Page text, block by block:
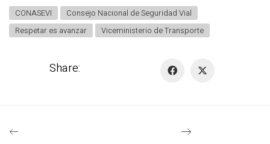
CONASEVI
Consejo Nacional de Seguridad Vial
Respetar es avanzar
Viceministerio de Transporte
Share: